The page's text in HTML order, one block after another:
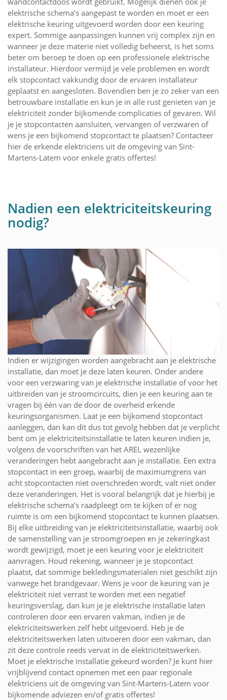
elektrische schema’s aangepast te worden en moet er een
elektrische keuring uitgevoerd worden door een keuring
expert. Sommige aanpassingen kunnen vrij complex zijn en
wanneer je deze materie niet volledig beheerst, is het soms
beter om beroep te doen op een professionele elektrische
installateur. Hierdoor vermijd je vele problemen en wordt
elk stopcontact vakkundig door de ervaren installateur
geplaatst en aangesloten. Bovendien ben je zo zeker van een
betrouwbare installatie en kun je in alle rust genieten van je
elektriciteit zonder bijkomende complicaties of gevaren. Wil
je je stopcontacten aansluiten, vervangen of verzwaren of
wens je een bijkomend stopcontact te plaatsen? Contacteer
hier de erkende elektriciens uit de omgeving van Sint-
Martens-Latem voor enkele gratis offertes!
Nadien een elektriciteitskeuring
nodig?
Indien er wijzigingen worden aangebracht aan je elektrische
installatie, dan moet je deze laten keuren. Onder andere
voor een verzwaring van je elektrische installatie of voor het
uitbreiden van je stroomcircuits, dien je een keuring aan te
vragen bij één van de door de overheid erkende
keuringsorganismen. Laat je een bijkomend stopcontact
aanleggen, dan kan dit dus tot gevolg hebben dat je verplicht
bent om je elektriciteitsinstallatie te laten keuren indien je,
volgens de voorschriften van het AREI, wezenlijke
veranderingen hebt aangebracht aan je installatie. Een extra
stopcontact in een groep, waarbij de maximumgrens van
acht stopcontacten niet overschreden wordt, valt niet onder
deze veranderingen. Het is vooral belangrijk dat je hierbij je
elektrische schema’s raadpleegt om te kijken of er nog
ruimte is om een bijkomend stopcontact te kunnen plaatsen.
Bij elke uitbreiding van je elektriciteitsinstallatie, waarbij ook
de samenstelling van je stroomgroepen en je zekeringkast
wordt gewijzigd, moet je een keuring voor je elektriciteit
aanvragen. Houd rekening, wanneer je je stopcontact
plaatst, dat sommige bekledingsmaterialen niet geschikt zijn
vanwege het brandgevaar. Wens je voor de keuring van je
elektriciteit niet verrast te worden met een negatief
keuringsverslag, dan kun je je elektrische installatie laten
controleren door een ervaren vakman, indien je de
elektriciteitswerken zelf hebt uitgevoerd. Heb je de
elektriciteitswerken laten uitvoeren door een vakman, dan
zit deze controle reeds vervat in de elektriciteitswerken.
Moet je elektrische installatie gekeurd worden? Je kunt hier
vrijblijvend contact opnemen met een paar regionale
elektriciens uit de omgeving van Sint-Martens-Latem voor
bijkomende adviezen en/of gratis offertes!